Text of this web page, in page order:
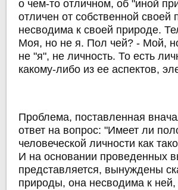
о чем-то отличном, об "иной
отличен от собственной
несводима к своей природе.
Моя, но не я. Пол чей? - Мой,
не "я", не личность. То есть
какому-либо из ее аспектов,
Проблема, поставленная
ответ на вопрос: "Имеет ли
человеческой личности как
И на основании проведенных
представляется, вынуждены
природы, она несводима к ней,